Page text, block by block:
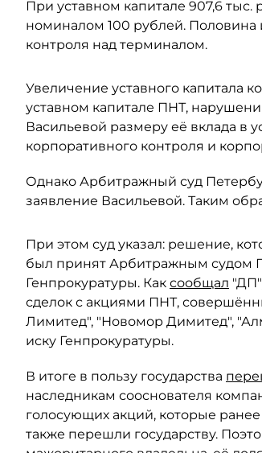
При уставном капитале 907,6
номиналом 100 рублей. Половина
контроля над терминалом.
Увеличение уставного капитала
уставном капитале ПНТ,
Васильевой размеру её вклада в
корпоративного контроля и
Однако Арбитражный суд
заявление Васильевой. Таким
При этом суд указал: решение,
был принят Арбитражным судом
Генпрокуратуры. Как сообщал
сделок с акциями ПНТ,
Лимитед", "Новомор Димитед",
иску Генпрокуратуры.
В итоге в пользу государства
наследникам сооснователя
голосующих акций, которые
также перешли государству.